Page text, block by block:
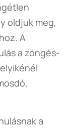
oldjuk meg,
A
a zöngés-
a